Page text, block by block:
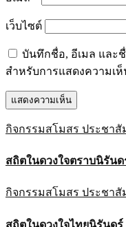
เว็บไซต์
บันทึกชื่อ, อีเมล และ
สำหรับการแสดงความเห็
กิจกรรมสโมสร ประชาสั
สถิตในดวงใจตราบนิรันด
กิจกรรมสโมสร ประชาสั
สถิตในดวงใจไทยนิรันดร์